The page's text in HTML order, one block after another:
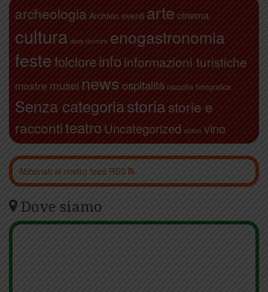
archeologia Archivio eventi arte cinema
cultura dove dormire enogastronomia
festefolcloreinfo informazioni turistiche
mostre musei news ospitalità raccolta fotografica
Senza categoriastoriastorie e
raccontiteatro Uncategorized video vino
Abbonati al nostro feed RSS
Dove siamo